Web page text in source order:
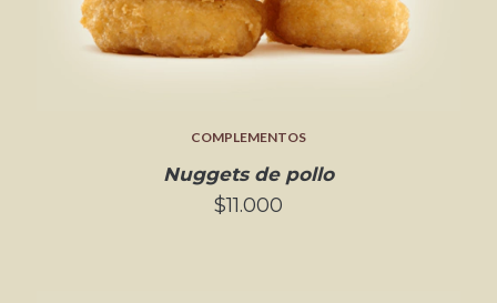
COMPLEMENTOS
Nuggets de pollo
$11.000